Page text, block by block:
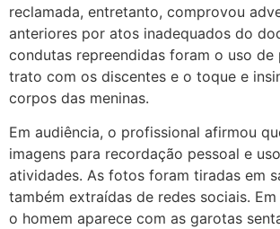
reclamada, entretanto, comprovou
anteriores por atos inadequados do
condutas repreendidas foram o uso de
trato com os discentes e o toque e
corpos das meninas.
Em audiência, o profissional afirmou
imagens para recordação pessoal e
atividades. As fotos foram tiradas em
também extraídas de redes sociais. Em
o homem aparece com as garotas